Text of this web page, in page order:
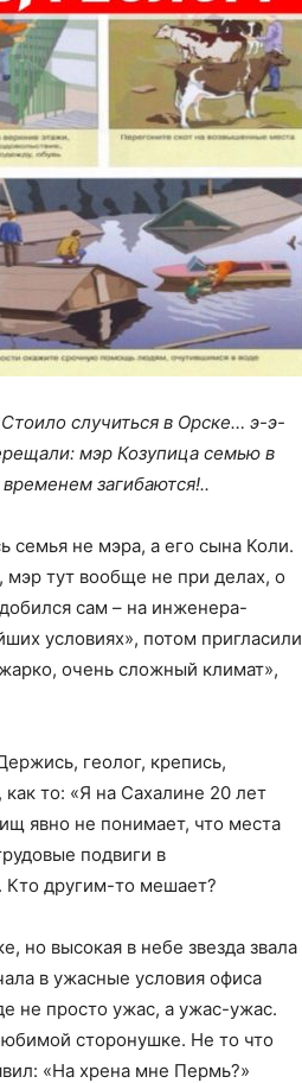
случиться в Орске… э-э-
мэр Козупица семью в
загибаются!..
семья не мэра, а его сына Коли.
мэр тут вообще не при делах, о
сам – на инженера-
условиях», потом пригласили
очень сложный климат»,
геолог, крепись,
то: «Я на Сахалине 20 лет
явно не понимает, что места
подвиги в
Кто другим-то мешает?
но высокая в небе звезда звала
в ужасные условия офиса
не просто ужас, а ужас-ужас.
сторонушке. Не то что
«На хрена мне Пермь?»